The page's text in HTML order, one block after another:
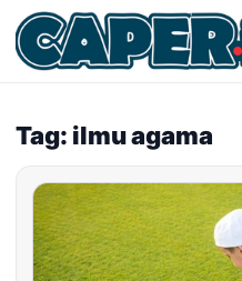
Skip
to
content
Tag: ilmu agama